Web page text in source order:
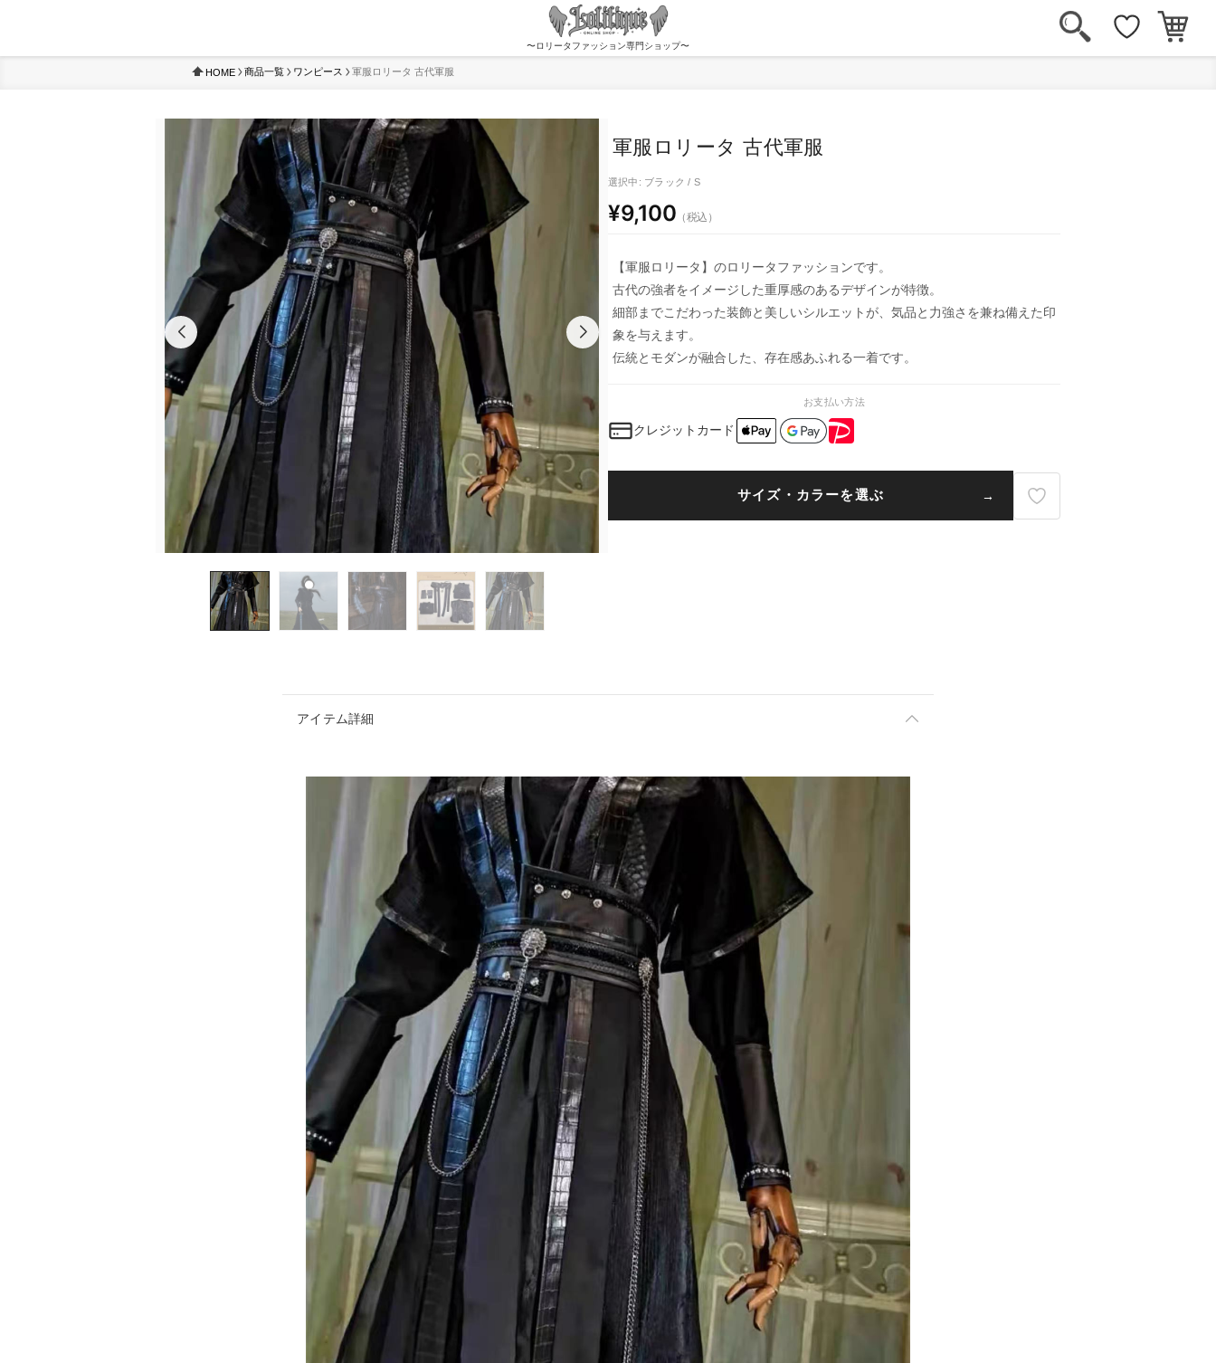
〜ロリータファッション専門ショップ〜
HOME 商品一覧 ワンピース 軍服ロリータ 古代軍服
軍服ロリータ 古代軍服
選択中: ブラック / S
¥9,100 （税込）
【軍服ロリータ】のロリータファッションです。
古代の強者をイメージした重厚感のあるデザインが特徴。
細部までこだわった装飾と美しいシルエットが、気品と力強さを兼ね備えた印
象を与えます。
伝統とモダンが融合した、存在感あふれる一着です。
お支払い方法
クレジットカード
サイズ・カラーを選ぶ
アイテム詳細